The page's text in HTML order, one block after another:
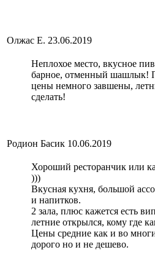
Олжас Е. 23.06.2019
Неплохое место, вкусное
барное, отменный шашлык!
цены немного завшены,
сделать!
Родион Басик 10.06.2019
Хороший ресторанчик или
)))
Вкусная кухня, большой
и напитков.
2 зала, плюс кажется есть
летние открылся, кому где
Цены средние как и во
дорого но и не дешево.